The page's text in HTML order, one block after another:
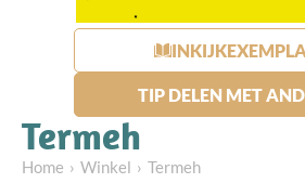
TIP DELEN MET
Termeh
Home Winkel Termeh